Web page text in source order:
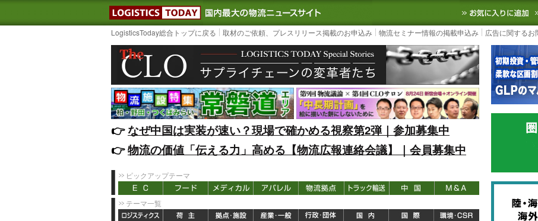
LOGISTICS TODAY｜国内最大の物流ニュースサイト3PL, SCMなど国内外の最新の物流
LogisticsToday総合トップに戻る 取材のご依頼、プレスリリース掲載のお申込み 物流セミナー情報の掲載申込み 広告に関するお
👉️なぜ中国は実装が速い？現場で確かめる視察第2弾｜参加募集中
👉️物流の価値「伝える力」高める【物流広報連絡会議】｜会員募集中
ピックアップテーマ
テーマ一覧